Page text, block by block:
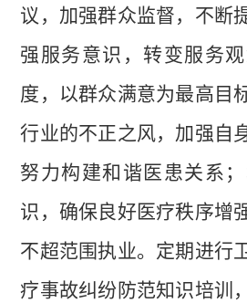
议，加强群众监督，不断
强服务意识，转变服务
度，以群众满意为最高目
行业的不正之风，加强自
努力构建和谐医患关系 ；
识，确保良好医疗秩序增
不超范围执业。定期进行
疗事故纠纷防范知识培训